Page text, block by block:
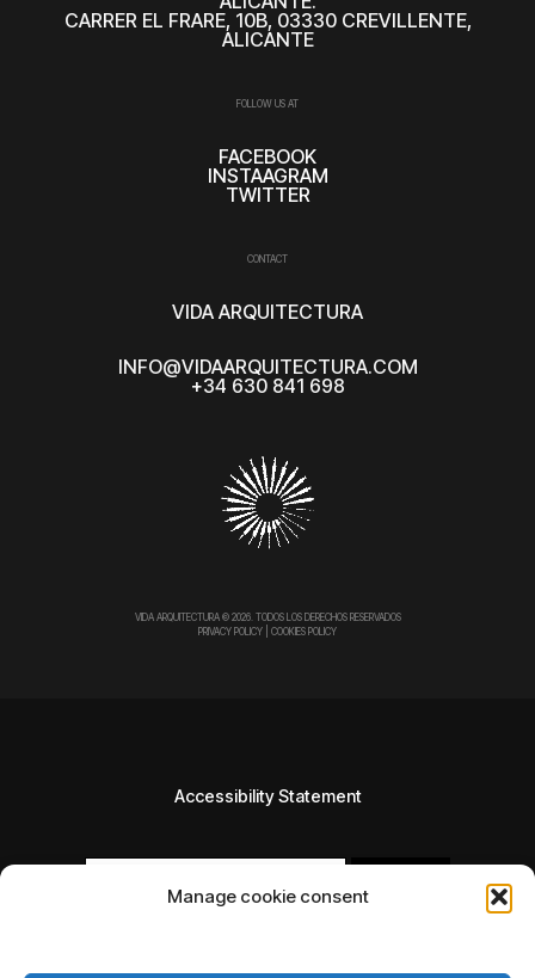
Manage cookie consent
CARRER EL FRARE, 10B, 03330 CREVILLENTE,
ALICANTE
CONTACT
VIDA ARQUITECTURA
INFO@VIDAARQUITECTURA.COM
+34 630 841 698
FOLLOW US AT
FACEBOOK
INSTAAGRAM
TWITTER
VIDA ARQUITECTURA © 2026. TODOS LOS DERECHOS RESERVADOS
PRIVACY POLICY
COOKIES POLICY
Accessibility Statement